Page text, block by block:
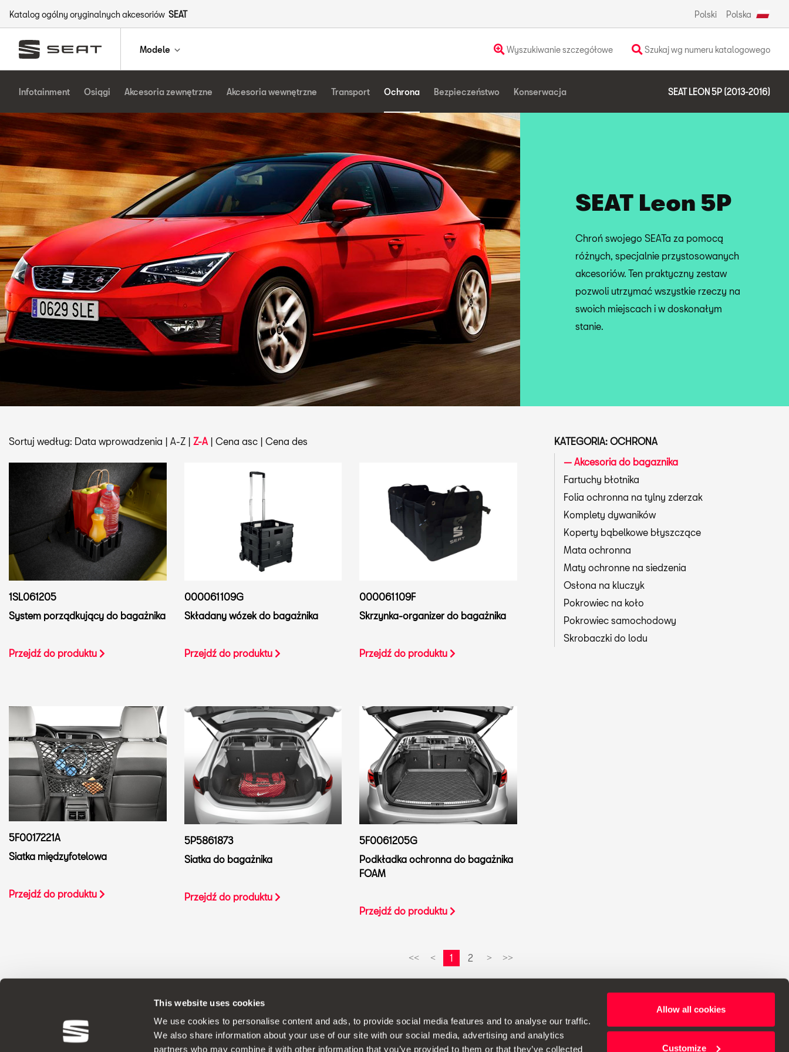
This website uses cookies
We use cookies to personalise content and ads, to provide social media features and to analyse our traffic.
We also share information about your use of our site with our social media, advertising and analytics
partners who may combine it with other information that you’ve provided to them or that they’ve collected
Allow all cookies
Customize
Katalog ogólny oryginalnych akcesoriów SEAT Polski Polska
Modele Wyszukiwanie szczegółowe Szukaj wg numeru katalogowego
Infotainment Osiągi Akcesoria zewnętrzne Akcesoria wewnętrzne Transport Ochrona Bezpieczeństwo Konserwacja SEAT LEON 5P (2013-2016)
SEAT Leon 5P
Chroń swojego SEATa za pomocą
różnych, specjalnie przystosowanych
akcesoriów. Ten praktyczny zestaw
pozwoli utrzymać wszystkie rzeczy na
swoich miejscach i w doskonałym
stanie.
Sortuj według: Data wprowadzenia | A-Z | Z-A | Cena asc | Cena des
1SL061205
System porządkujący do bagażnika
Przejdź do produktu
000061109G
Składany wózek do bagażnika
Przejdź do produktu
000061109F
Skrzynka-organizer do bagażnika
Przejdź do produktu
5F0017221A
Siatka międzyfotelowa
Przejdź do produktu
5P5861873
Siatka do bagażnika
Przejdź do produktu
5F0061205G
Podkładka ochronna do bagażnika
FOAM
Przejdź do produktu
<< < 1 2 > >>
KATEGORIA: OCHRONA
Akcesoria do bagaznika
Fartuchy błotnika
Folia ochronna na tylny zderzak
Komplety dywaników
Koperty bąbelkowe błyszczące
Mata ochronna
Maty ochronne na siedzenia
Osłona na kluczyk
Pokrowiec na koło
Pokrowiec samochodowy
Skrobaczki do lodu
ORYGINALNE AKCESORIA Ponieważ firma SEAT stosuje politykę stałego doskonalenia swoich produktów, zastrzegamy sobie prawo do wprowadzania zmian w specyfikacjach.